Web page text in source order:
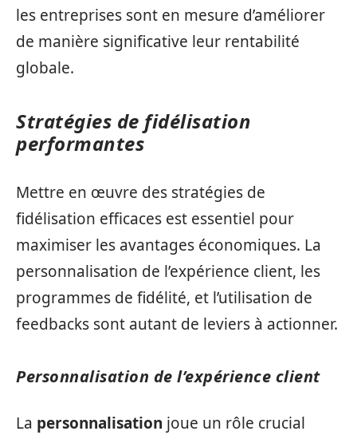
les entreprises sont en mesure d’améliorer
de manière significative leur rentabilité
globale.
Stratégies de fidélisation
performantes
Mettre en œuvre des stratégies de
fidélisation efficaces est essentiel pour
maximiser les avantages économiques. La
personnalisation de l’expérience client, les
programmes de fidélité, et l’utilisation de
feedbacks sont autant de leviers à actionner.
Personnalisation de l’expérience client
La personnalisation joue un rôle crucial